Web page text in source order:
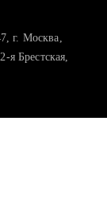
г. Москва,
я Брестская,